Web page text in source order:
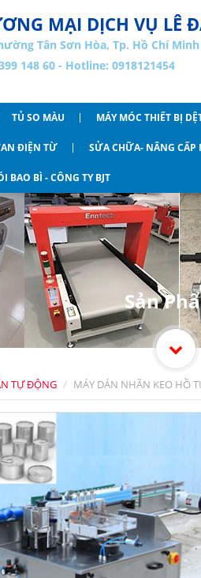
MẠI DỊCH VỤ LÊ
Tân Sơn Hòa, Tp. Hồ Chí Minh
148 60 - Hotline: 0918121454
TỦ SO MÀU MÁY MÓC THIẾT BỊ
ĐIỆN TỪ SỬA CHỮA- NÂNG CẤP
BAO BÌ - CÔNG TY BJT
TỰ ĐỘNG MÁY DÁN NHÃN KEO HỒ
Sản